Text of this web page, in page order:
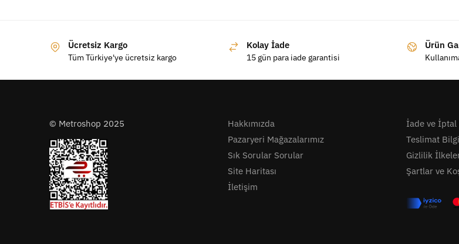
Ücretsiz Kargo
Tüm Türkiye'ye ücretsiz kargo
Kolay İade
15 gün para iade garantisi
Ürün
© Metroshop 2025
Hakkımızda
Pazaryeri Mağazalarımız
Sık Sorular Sorular
Site Haritası
İletişim
İade ve İptal
Teslimat
Gizlilik
Şartlar ve